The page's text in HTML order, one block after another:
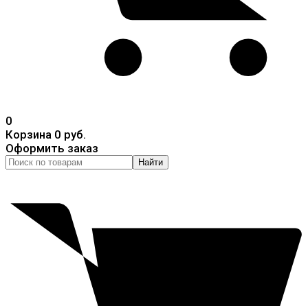
0
Корзина 0 руб.
Оформить заказ
Найти